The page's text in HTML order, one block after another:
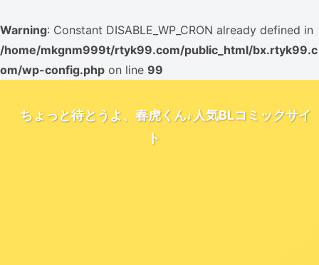
Warning: Constant DISABLE_WP_CRON already defined in
/home/mkgnm999t/rtyk99.com/public_html/bx.rtyk99.c
om/wp-config.php on line 99
ちょっと待とうよ、春虎くん♪人気BLコミックサイ
ト